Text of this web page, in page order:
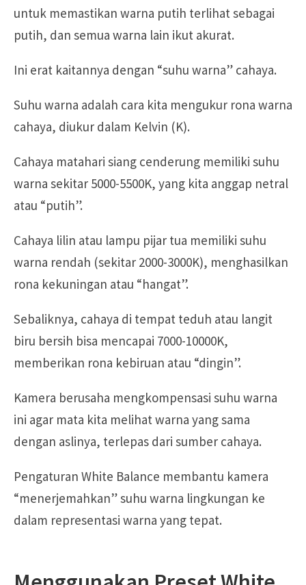
untuk memastikan warna putih terlihat sebagai
putih, dan semua warna lain ikut akurat.
Ini erat kaitannya dengan “suhu warna” cahaya.
Suhu warna adalah cara kita mengukur rona warna
cahaya, diukur dalam Kelvin (K).
Cahaya matahari siang cenderung memiliki suhu
warna sekitar 5000-5500K, yang kita anggap netral
atau “putih”.
Cahaya lilin atau lampu pijar tua memiliki suhu
warna rendah (sekitar 2000-3000K), menghasilkan
rona kekuningan atau “hangat”.
Sebaliknya, cahaya di tempat teduh atau langit
biru bersih bisa mencapai 7000-10000K,
memberikan rona kebiruan atau “dingin”.
Kamera berusaha mengkompensasi suhu warna
ini agar mata kita melihat warna yang sama
dengan aslinya, terlepas dari sumber cahaya.
Pengaturan White Balance membantu kamera
“menerjemahkan” suhu warna lingkungan ke
dalam representasi warna yang tepat.